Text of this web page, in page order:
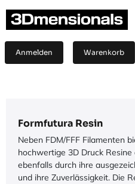
Anmelden Warenkorb
Formfutura Resin
Neben FDM/FFF Filamenten
hochwertige 3D Druck
ebenfalls durch ihre
und ihre Zuverlässigkeit. Die